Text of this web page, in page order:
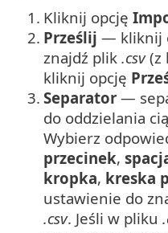
1. Kliknij opcję
2. Prześlij — kliknij
znajdź plik .csv(z
kliknij opcję
3. Separator —
do oddzielania
Wybierz
przecinek,
kropka, kreska
ustawienie do
.csv. Jeśli w pliku